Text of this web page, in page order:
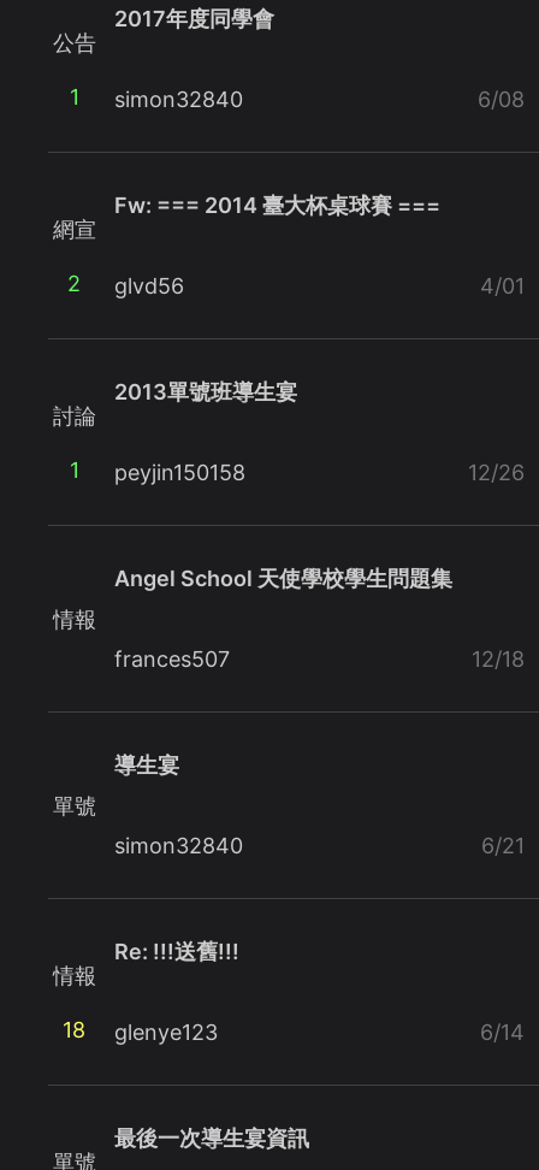
公告
1
2017年度同學會
simon32840 6/08
網宣
2
Fw: === 2014 臺大杯桌球賽 ===
glvd56 4/01
討論
1
2013單號班導生宴
peyjin150158 12/26
情報
Angel School 天使學校學生問題集
frances507 12/18
單號
導生宴
simon32840 6/21
情報
18
Re: !!!送舊!!!
glenye123 6/14
單號
最後一次導生宴資訊